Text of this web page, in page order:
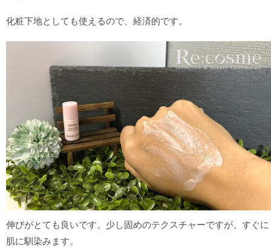
化粧下地としても使えるので、経済的です。
伸びがとても良いです。少し固めのテクスチャーですが、すぐに
肌に馴染みます。